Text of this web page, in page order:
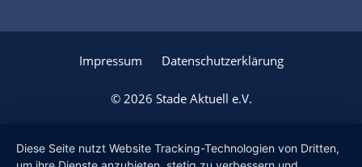
Impressum Datenschutzerklärung
© 2026 Stade Aktuell e.V.
Diese Seite nutzt Website Tracking-Technologien von Dritten,